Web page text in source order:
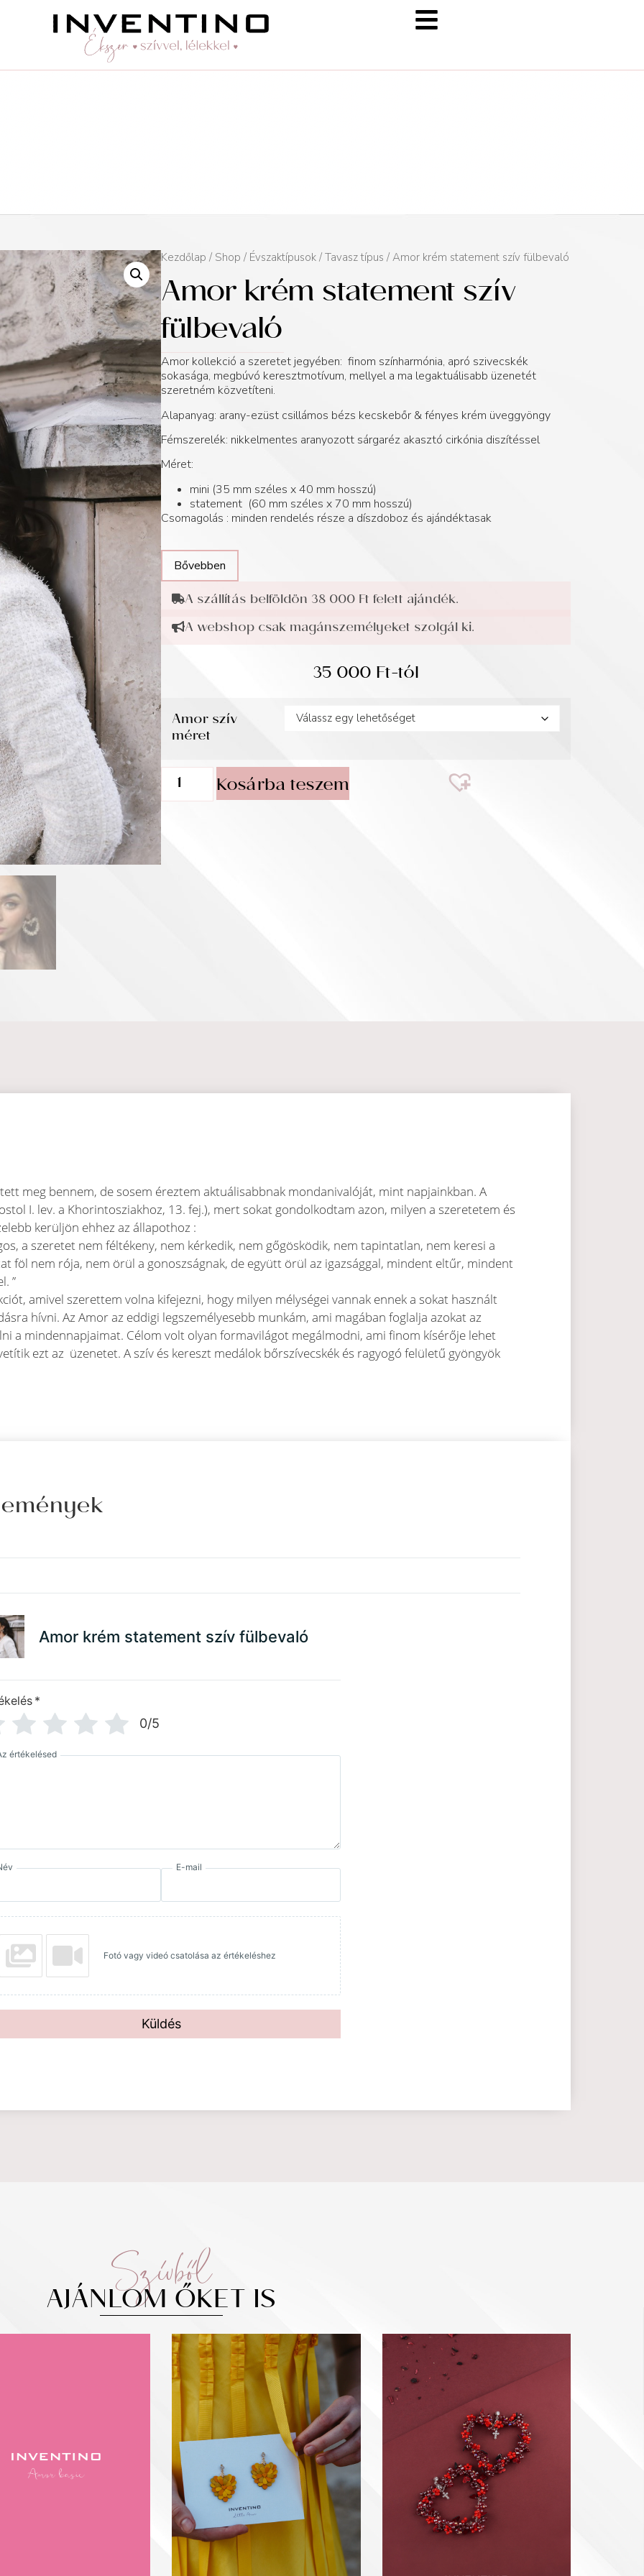
Kezdőlap / Shop / Évszaktípusok / Tavasz típus / Amor krém statement szív fülbevaló
Amor krém statement szív
fülbevaló
Amor kollekció a szeretet jegyében: finom színharmónia, apró szivecskék
sokasága, megbúvó keresztmotívum, mellyel a ma legaktuálisabb üzenetét
szeretném közvetíteni.
Alapanyag: arany-ezüst csillámos bézs kecskebőr & fényes krém üveggyöngy
Fémszerelék: nikkelmentes aranyozott sárgaréz akasztó cirkónia diszítéssel
Méret:
mini (35 mm széles x 40 mm hosszú)
statement (60 mm széles x 70 mm hosszú)
Csomagolás : minden rendelés része a díszdoboz és ajándéktasak
Bővebben
A szállítás belföldön 38 000 Ft felett ajándék.
A webshop csak magánszemélyeket szolgál ki.
35 000Ft-tól
Amor szív
méret
Kosárba teszem
meg bennem, de sosem éreztem aktuálisabbnak mondanivalóját, mint napjainkban. A
I. lev. a Khorintosziakhoz, 13. fej.), mert sokat gondolkodtam azon, milyen a szeretetem és
kerüljön ehhez az állapothoz :
a szeretet nem féltékeny, nem kérkedik, nem gőgösködik, nem tapintatlan, nem keresi a
föl nem rója, nem örül a gonoszságnak, de együtt örül az igazsággal, mindent eltűr, mindent
”
amivel szerettem volna kifejezni, hogy milyen mélységei vannak ennek a sokat használt
hívni. Az Amor az eddigi legszemélyesebb munkám, ami magában foglalja azokat az
a mindennapjaimat. Célom volt olyan formavilágot megálmodni, ami finom kísérője lehet
ezt az üzenetet. A szív és kereszt medálok bőrszívecskék és ragyogó felületű gyöngyök
Amor krém statement szív fülbevaló
*
0/5
értékelésed
E-mail
Fotó vagy videó csatolása az értékeléshez
Küldés
Szívből
AJÁNLOM ŐKET IS